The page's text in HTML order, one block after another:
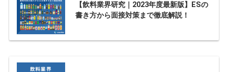
【飲料業界研究｜2023年度最新版】ESの
書き方から面接対策まで徹底解説！